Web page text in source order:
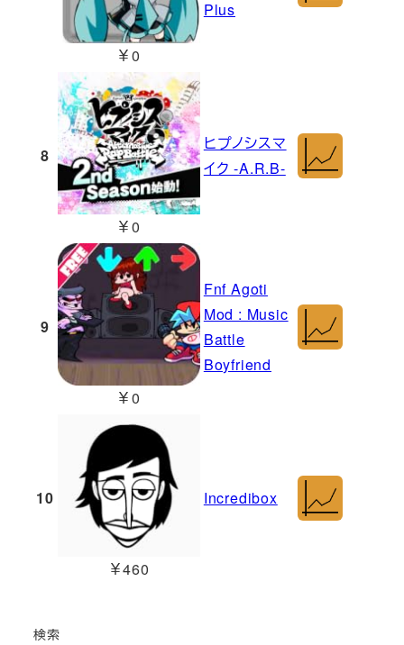
￥0
Plus
8
￥0
ヒプノシスマ
イク -A.R.B-
9
￥0
Fnf Agoti
Mod : Music
Battle
Boyfriend
10
￥460
Incredibox
検索